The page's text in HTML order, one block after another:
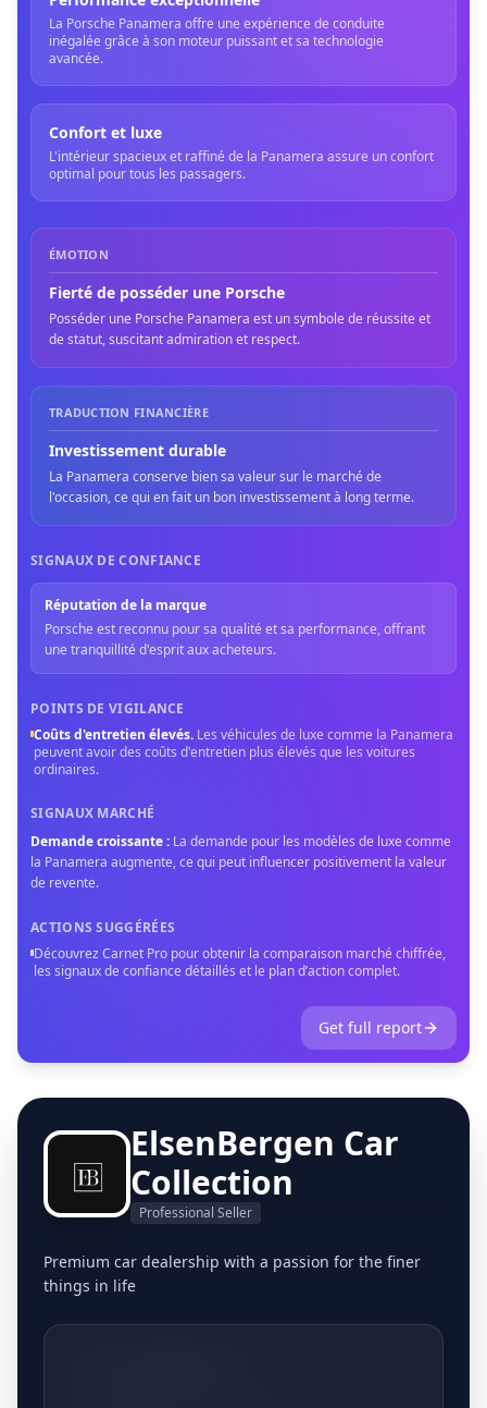
La Porsche Panamera offre une expérience de conduite
inégalée grâce à son moteur puissant et sa technologie
avancée.
Confort et luxe
L'intérieur spacieux et raffiné de la Panamera assure un confort
optimal pour tous les passagers.
ÉMOTION
Fierté de posséder une Porsche
Posséder une Porsche Panamera est un symbole de réussite et
de statut, suscitant admiration et respect.
TRADUCTION FINANCIÈRE
Investissement durable
La Panamera conserve bien sa valeur sur le marché de
l'occasion, ce qui en fait un bon investissement à long terme.
SIGNAUX DE CONFIANCE
Réputation de la marque
Porsche est reconnu pour sa qualité et sa performance, offrant
une tranquillité d'esprit aux acheteurs.
POINTS DE VIGILANCE
Coûts d'entretien élevés. Les véhicules de luxe comme la Panamera
peuvent avoir des coûts d'entretien plus élevés que les voitures
ordinaires.
SIGNAUX MARCHÉ
Demande croissante: La demande pour les modèles de luxe comme
la Panamera augmente, ce qui peut influencer positivement la valeur
de revente.
ACTIONS SUGGÉRÉES
Découvrez Carnet Pro pour obtenir la comparaison marché chiffrée,
les signaux de confiance détaillés et le plan d’action complet.
Get full report
ElsenBergen Car
Collection
Professional Seller
Premium car dealership with a passion for the finer
things in life